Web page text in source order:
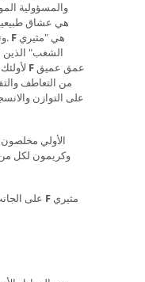
والمسؤولية
وتسعى جاهدة من أجل السلام والوئام. F
الشغب" الذين
لدى F
من التعاطف
على التوازن
وكريمون لكل من
F